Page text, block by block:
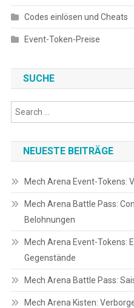
Codes einlösen und Cheats
Event-Token-Preise
SUCHE
NEUESTE BEITRÄGE
Mech Arena Event-Tokens:
Mech Arena Battle Pass:
Belohnungen
Mech Arena Event-Tokens:
Gegenstände
Mech Arena Battle Pass:
Mech Arena Kisten: